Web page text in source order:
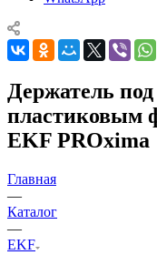
Держатель
пластиковым
EKF PROxima
Главная
—
Каталог
—
EKF